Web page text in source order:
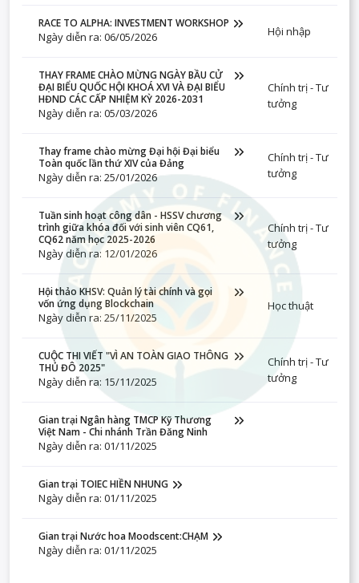
RACE TO ALPHA: INVESTMENT WORKSHOP
Ngày diễn ra: 06/05/2026 Hội nhập
THAY FRAME CHÀO MỪNG NGÀY BẦU CỬ
ĐẠI BIỂU QUỐC HỘI KHOÁ XVI VÀ ĐẠI BIỂU
HĐND CÁC CẤP NHIỆM KỲ 2026-2031
Ngày diễn ra: 05/03/2026
Chính trị - Tư
tưởng
Thay frame chào mừng Đại hội Đại biểu
Toàn quốc lần thứ XIV của Đảng
Ngày diễn ra: 25/01/2026
Chính trị - Tư
tưởng
Tuần sinh hoạt công dân - HSSV chương
trình giữa khóa đối với sinh viên CQ61,
CQ62 năm học 2025-2026
Ngày diễn ra: 12/01/2026
Chính trị - Tư
tưởng
Hội thảo KHSV: Quản lý tài chính và gọi
vốn ứng dụng Blockchain
Ngày diễn ra: 25/11/2025
Học thuật
CUỘC THI VIẾT "VÌ AN TOÀN GIAO THÔNG
THỦ ĐÔ 2025"
Ngày diễn ra: 15/11/2025
Chính trị - Tư
tưởng
Gian trại Ngân hàng TMCP Kỹ Thương
Việt Nam - Chi nhánh Trần Đăng Ninh
Ngày diễn ra: 01/11/2025
Gian trại TOIEC HIỀN NHUNG
Ngày diễn ra: 01/11/2025
Gian trại Nước hoa Moodscent:CHẠM
Ngày diễn ra: 01/11/2025